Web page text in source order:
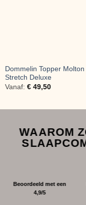
Dommelin Topper Molton
Stretch Deluxe
Vanaf: €49,50
WAAROM
Beoordeeld met een
4,9/5